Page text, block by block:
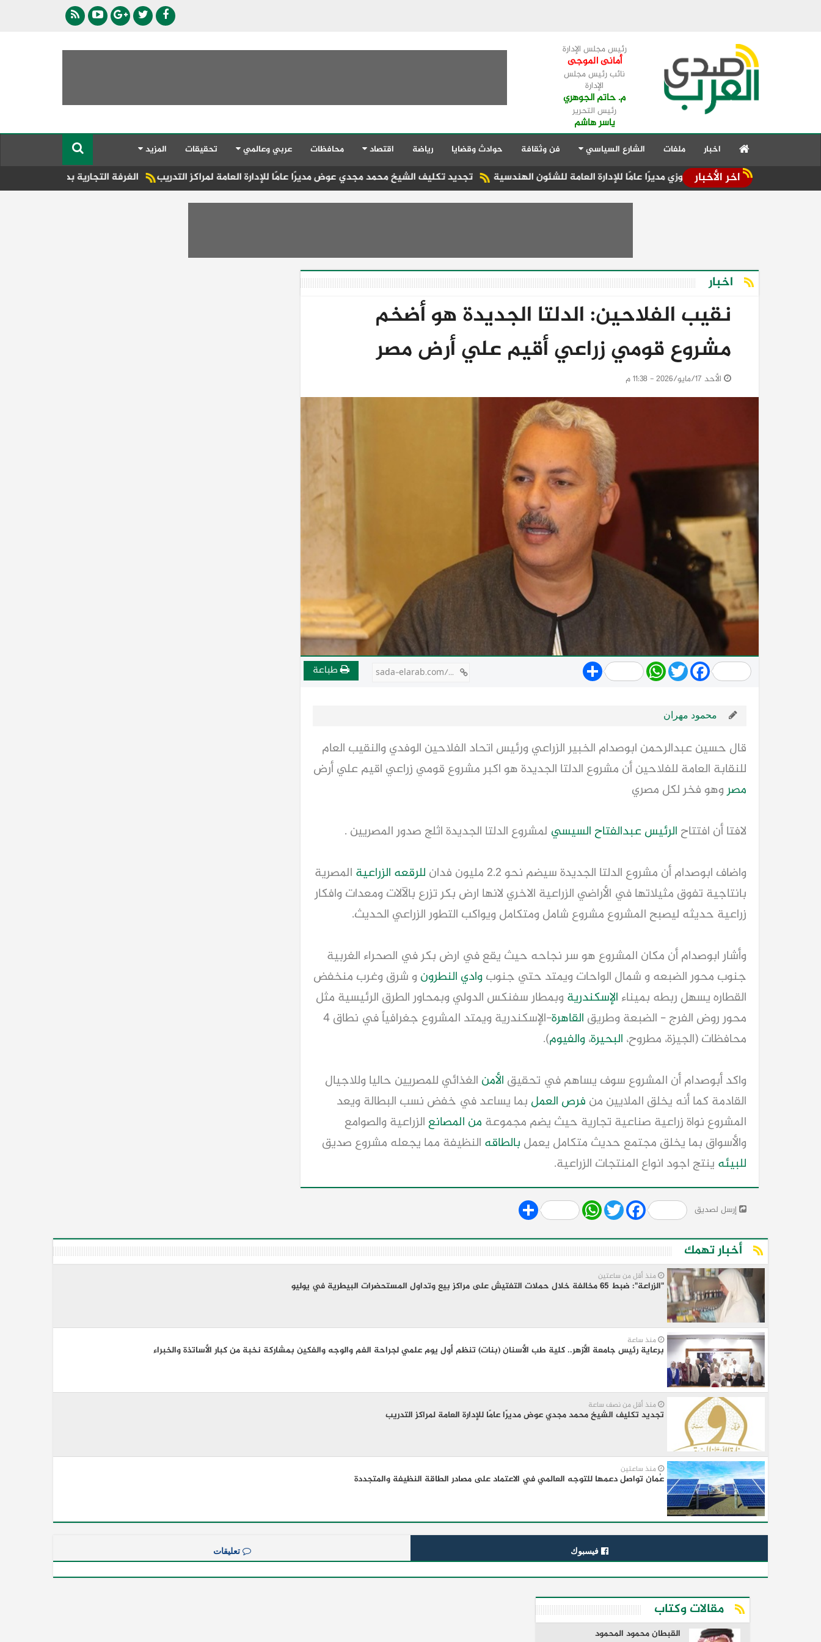
رئيس مجلس الإدارة
أمانى الموجى
نائب رئيس مجلس
الإدارة
م. حاتم الجوهري
رئيس التحرير
ياسر هاشم
اخبار ملفات الشارع السياسي فن وثقافة حوادث وقضايا رياضة اقتصاد محافظات عربي وعالمي تحقيقات المزيد
اخر الأخبار الغرفة التجارية بدمياط تشارك في اجتماع تجديد تكليف الشيخ محمد مجدي عوض مديرًا عامًا للإدارة العامة لمراكز التدريب سماح السيد فوزي مديرًا عامًا للإدارة العامة للشئون الهندسية
اخبار
نقيب الفلاحين: الدلتا الجديدة هو أضخم
مشروع قومي زراعي أقيم علي أرض مصر
الأحد 17/مايو/2026 - 11:38 م
Share WhatsApp
TwitterFacebook طباعة sada-elarab.com/807199
محمود مهران
قال حسين عبدالرحمن ابوصدام الخبير الزراعي ورئيس اتحاد الفلاحين الوفدي والنقيب العام
للنقابة العامة للفلاحين أن مشروع الدلتا الجديدة هو اكبر مشروع قومي زراعي اقيم علي أرض
مصروهو فخر لكل مصري
لافتا أن افتتاح الرئيس عبدالفتاح السيسي لمشروع الدلتا الجديدة اثلج صدور المصريين .
واضاف ابوصدام أن مشروع الدلتا الجديدة سيضم نحو 2.2 مليون فدان للرقعه الزراعية المصرية
بانتاجية تفوق مثيلاتها في الأراضي الزراعية الاخري لانها ارض بكر تزرع بالآلات ومعدات وافكار
زراعية حديثه ليصبح المشروع مشروع شامل ومتكامل ويواكب التطور الزراعي الحديث.
وأشار ابوصدام أن مكان المشروع هو سر نجاحه حيث يقع في ارض بكر في الصحراء الغربية
جنوب محور الضبعه و شمال الواحات ويمتد حتي جنوبوادي النطرون و شرق وغرب منخفض
القطاره يسهل ربطه بميناءالإسكندرية وبمطار سفنكس الدولي وبمحاور الطرق الرئيسية مثل
محور روض الفرج - الضبعة وطريق القاهرة
-الإسكندرية ويمتد المشروع جغرافياً في نطاق 4
محافظات (الجيزة، مطروح، البحيرة،والفيوم).
واكد أبوصدام أن المشروع سوف يساهم في تحقيق الأمن الغذائي للمصريين حاليا وللاجيال
القادمة كما أنه يخلق الملايين من فرص العمل بما يساعد في خفض نسب البطالة ويعد
المشروع نواة زراعية صناعية تجارية حيث يضم مجموعة من المصانعالزراعية والصوامع
والأسواق بما يخلق مجتمع حديث متكامل يعمل بالطاقه النظيفة مما يجعله مشروع صديق
للبيئه ينتج اجود انواع المنتجات الزراعية.
إرسل لصديق Share WhatsApp
Twitter Facebook
أخبار تهمك
منذ أقل من ساعتين
"الزراعة": ضبط 65 مخالفة خلال حملات التفتيش على مراكز بيع وتداول المستحضرات البيطرية في يوليو
منذ ساعة
برعاية رئيس جامعة الأزهر.. كلية طب الأسنان (بنات) تنظم أول يوم علمي لجراحة الفم والوجه والفكين بمشاركة نخبة من كبار الأساتذة والخبراء
منذ أقل من نصف ساعة
تجديد تكليف الشيخ محمد مجدي عوض مديرًا عامًا للإدارة العامة لمراكز التدريب
منذ ساعتين
عُمان تواصل دعمها للتوجه العالمي في الاعتماد على مصادر الطاقة النظيفة والمتجددة
فيسبوك تعليقات
مقالات وكتاب
القبطان محمود المحمود